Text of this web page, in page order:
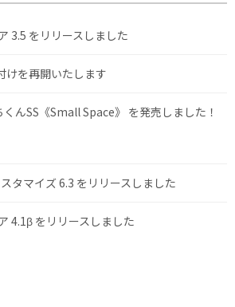
3.5 をリリースしました
けを再開いたします
くんSS《Small Space》 を発売しました！
タマイズ 6.3 をリリースしました
4.1β をリリースしました